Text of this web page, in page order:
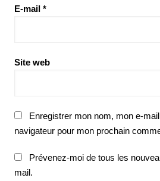
E-mail *
Site web
Enregistrer mon nom, mon e-
navigateur pour mon prochain
Prévenez-moi de tous les
mail.